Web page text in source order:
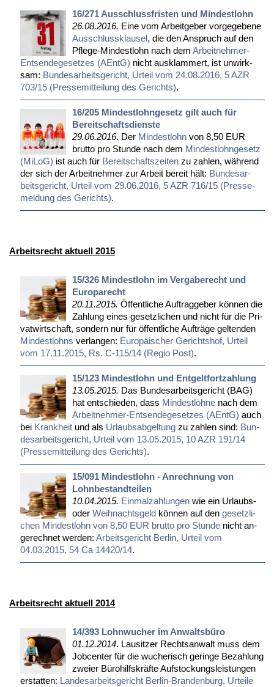
16/271 Ausschlussfristen und Mindestlohn
26.08.2016. Ei­ne vom Ar­beit­ge­ber vor­ge­ge­be­ne
Aus­schluss­klau­sel, die den An­spruch auf den
Pfle­ge-Min­dest­lohn nach dem Ar­beit­neh­mer-
Ent­sen­de­ge­set­zes (AEntG) nicht aus­klam­mert, ist un­wirk­
sam: Bun­des­ar­beits­ge­richt, Ur­teil vom 24.08.2016, 5 AZR
703/15 (Pres­se­mit­tei­lung des Ge­richts).
16/205 Mindestlohngesetz gilt auch für
Bereitschaftsdienste
29.06.2016. Der Min­dest­lohn von 8,50 EUR
brut­to pro St­un­de nach dem Min­dest­l­ohn­ge­setz
(Mi­LoG) ist auch für Be­reit­schafts­zei­ten zu zah­len, wäh­rend
der sich der Ar­beit­neh­mer zur Ar­beit be­reit hält: Bun­des­ar­
beits­ge­richt, Ur­teil vom 29.06.2016, 5 AZR 716/15 (Pres­se­
mel­dung des Ge­richts).
Arbeitsrecht aktuell 2015
15/326 Mindestlohn im Vergaberecht und
Europarecht
20.11.2015. Öf­fent­li­che Auf­trag­ge­ber kön­nen die
Zah­lung ei­nes ge­setz­li­chen und nicht für die Pri­
vat­wirt­schaft, son­dern nur für öf­fent­li­che Auf­trä­ge gel­ten­den
Min­dest­lohns ver­lan­gen: Eu­ro­päi­scher Ge­richts­hof, Ur­teil
vom 17.11.2015, Rs. C-115/14 (Re­gio Post).
15/123 Mindestlohn und Entgeltfortzahlung
13.05.2015. Das Bun­des­ar­beits­ge­richt (BAG)
hat ent­schie­den, dass Min­dest­löh­ne nach dem
Ar­beit­neh­mer-Ent­sen­de­ge­set­zes (AEntG) auch
bei Krank­heit und als Ur­laubs­ab­gel­tung zu zah­len sind: Bun­
des­ar­beits­ge­richt, Ur­teil vom 13.05.2015, 10 AZR 191/14
(Pres­se­mit­tei­lung des Ge­richts).
15/091 Mindestlohn - Anrechnung von
Lohnbestandteilen
10.04.2015. Ein­mal­zah­lun­gen wie ein Ur­laubs-
oder Weih­nachts­geld kön­nen auf den ge­setz­li­
chen Min­dest­lohn von 8,50 EUR brut­to pro St­un­de nicht an­
ge­rech­net wer­den: Ar­beits­ge­richt Ber­lin, Ur­teil vom
04.03.2015, 54 Ca 14420/14.
Arbeitsrecht aktuell 2014
14/393 Lohnwucher im Anwaltsbüro
01.12.2014. Lau­sit­zer Rechts­an­walt muss dem
Job­cen­ter für die wu­che­risch ge­rin­ge Be­zah­lung
zwei­er Bü­ro­hilfs­kräf­te Auf­sto­ckungs­leis­tun­gen
er­stat­ten: Lan­des­ar­beits­ge­richt Ber­lin-Bran­den­burg, Ur­tei­le